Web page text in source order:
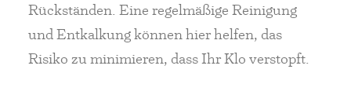
Rückständen. Eine regelmäßige Reinigung
und Entkalkung können hier helfen, das
Risiko zu minimieren, dass Ihr Klo verstopft.